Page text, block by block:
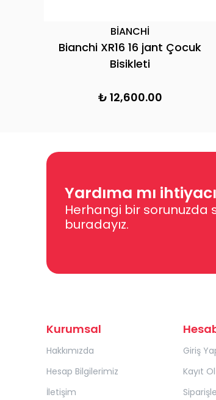
BİANCHİ
Bianchi XR16 16 jant Çocuk
Bisikleti
₺ 12,600.00
Yardıma mı
Herhangi bir sorunuzda
buradayız.
Kurumsal
Hakkımızda
Hesap Bilgilerimiz
İletişim
Giriş
Kayıt Ol